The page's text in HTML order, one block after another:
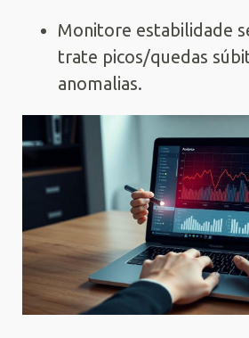
Monitore estabilidade
trate picos/quedas
anomalias.